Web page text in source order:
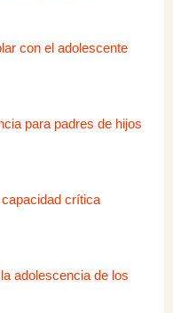
con el adolescente
para padres de hijos
crítica
adolescencia de los